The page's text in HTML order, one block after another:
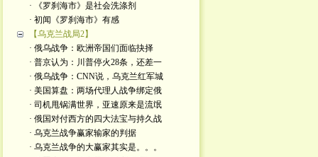
· 《罗刹海市》是社会洗涤剂
· 初闻《罗刹海市》有感
【乌克兰战局2】
· 俄乌战争：欧洲帝国们面临抉择
· 普京认为：川普停火28条，还差一
· 俄乌战争：CNN说，乌克兰红军城
· 美国算盘：两场代理人战争绑定俄
· 司机甩锅满世界，亚速原来是流氓
· 俄国对付西方的四大法宝与持久战
· 乌克兰战争赢家输家的判据
· 乌克兰战争的大赢家其实是。。。